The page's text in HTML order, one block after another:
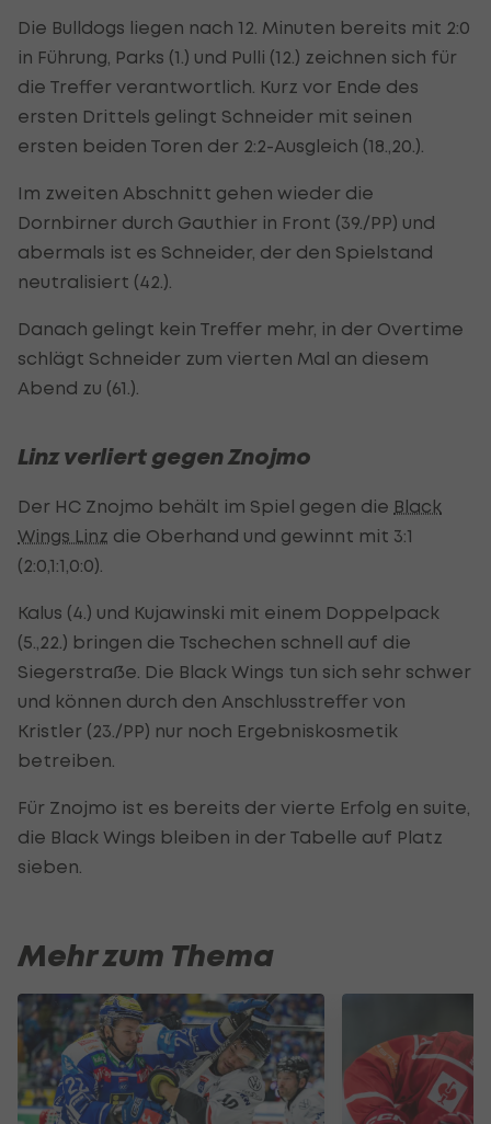
Die Bulldogs liegen nach 12. Minuten bereits mit 2:0
in Führung, Parks (1.) und Pulli (12.) zeichnen sich für
die Treffer verantwortlich. Kurz vor Ende des
ersten Drittels gelingt Schneider mit seinen
ersten beiden Toren der 2:2-Ausgleich (18.,20.).
Im zweiten Abschnitt gehen wieder die
Dornbirner durch Gauthier in Front (39./PP) und
abermals ist es Schneider, der den Spielstand
neutralisiert (42.).
Danach gelingt kein Treffer mehr, in der Overtime
schlägt Schneider zum vierten Mal an diesem
Abend zu (61.).
Linz verliert gegen Znojmo
Der HC Znojmo behält im Spiel gegen die Black
Wings Linz die Oberhand und gewinnt mit 3:1
(2:0,1:1,0:0).
Kalus (4.) und Kujawinski mit einem Doppelpack
(5.,22.) bringen die Tschechen schnell auf die
Siegerstraße. Die Black Wings tun sich sehr schwer
und können durch den Anschlusstreffer von
Kristler (23./PP) nur noch Ergebniskosmetik
betreiben.
Für Znojmo ist es bereits der vierte Erfolg en suite,
die Black Wings bleiben in der Tabelle auf Platz
sieben.
Mehr zum Thema